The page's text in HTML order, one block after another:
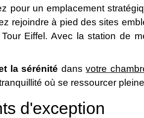
pour un emplacement
rejoindre à pied des sites
Eiffel. Avec la station de
la sérénité dansvotre
où se ressourcer
d'exception